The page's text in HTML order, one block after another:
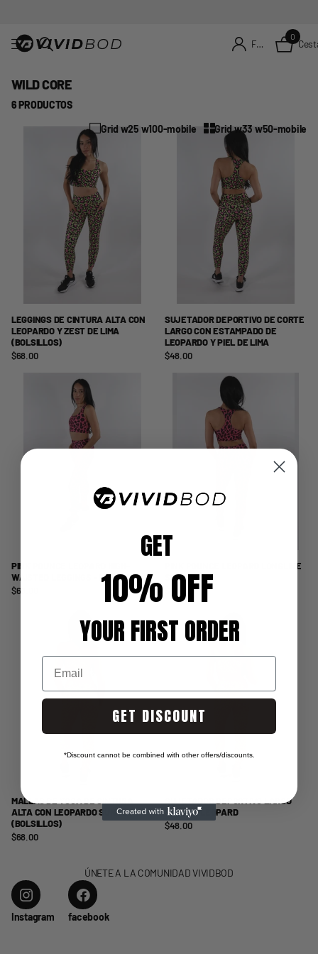
Firme en el registro
0
WILD CORE
6 PRODUCTOS
Grid w25 w100-mobile
Grid w33 w50-mobile
LEGGINGS DE CINTURA ALTA CON
LEOPARDO Y ZEST DE LIMA
(BOLSILLOS)
$68.00
SUJETADOR DEPORTIVO DE CORTE
LARGO CON ESTAMPADO DE
LEOPARDO Y PIEL DE LIMA
$48.00
PINK POUNCE LEOPARD HIGH-
WAISTED LEGGINGS - (POCKETS)
$68.00
PINK POUNCE LEOPARD LONGLINE
SPORTS BRA
MALLAS DE YOGA DE CINTURA
ALTA CON LEOPARDO SUNSET
(BOLSILLOS)
$68.00
SUJETADOR DEPORTIVO LARGO
SUNSET LEOPARD
$48.00
ÚNETE A LA COMUNIDAD VIVIDBOD
Instagram facebook
GET
10% OFF
YOUR FIRST ORDER
Email
GET DISCOUNT
*Discount cannot be combined with other offers/discounts.